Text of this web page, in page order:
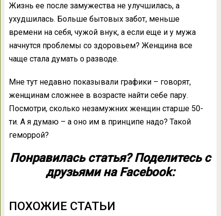
Жизнь ее после замужества не улучшилась, а
ухудшилась. Больше бытовых забот, меньше
времени на себя, чужой внук, а если еще и у мужа
начнутся проблемы со здоровьем? Женщина все
чаще стала думать о разводе.
Мне тут недавно показывали графики – говорят,
женщинам сложнее в возрасте найти себе пару.
Посмотри, сколько незамужних женщин старше 50-
ти. А я думаю – а оно им в принципе надо? Такой
геморрой?
Понравилась статья? Поделитесь с
друзьями на Facebook:
ПОХОЖИЕ СТАТЬИ